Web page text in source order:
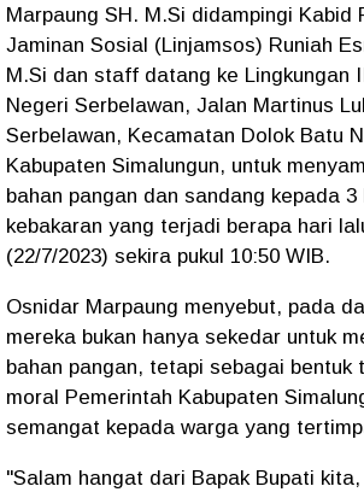
Marpaung SH. M.Si didampingi Kabid
Jaminan Sosial (Linjamsos) Runiah
M.Si dan staff datang ke Lingkungan
Negeri Serbelawan, Jalan Martinus
Serbelawan, Kecamatan Dolok Batu
Kabupaten Simalungun, untuk
bahan pangan dan sandang kepada 3
kebakaran yang terjadi berapa hari
(22/7/2023) sekira pukul 10:50 WIB.
Osnidar Marpaung menyebut, pada
mereka bukan hanya sekedar untuk
bahan pangan, tetapi sebagai bentuk
moral Pemerintah Kabupaten
semangat kepada warga yang
"Salam hangat dari Bapak Bupati